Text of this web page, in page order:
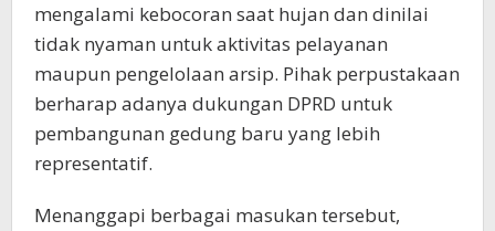
mengalami kebocoran saat hujan dan dinilai
tidak nyaman untuk aktivitas pelayanan
maupun pengelolaan arsip. Pihak perpustakaan
berharap adanya dukungan DPRD untuk
pembangunan gedung baru yang lebih
representatif.
Menanggapi berbagai masukan tersebut,